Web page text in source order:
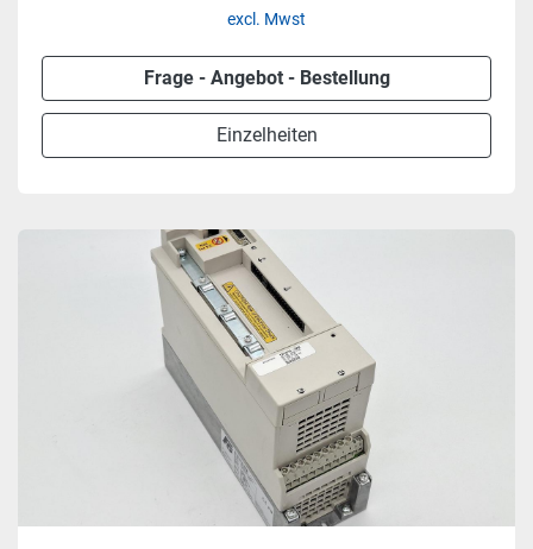
excl. Mwst
Frage - Angebot - Bestellung
Einzelheiten